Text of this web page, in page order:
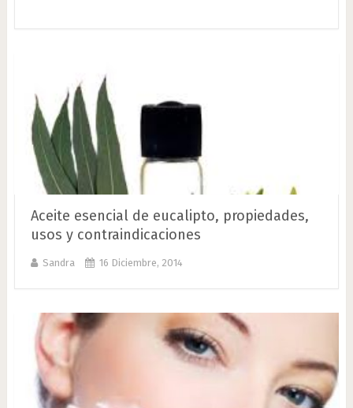
Aceite esencial de eucalipto, propiedades,
usos y contraindicaciones
Sandra 16 Diciembre, 2014